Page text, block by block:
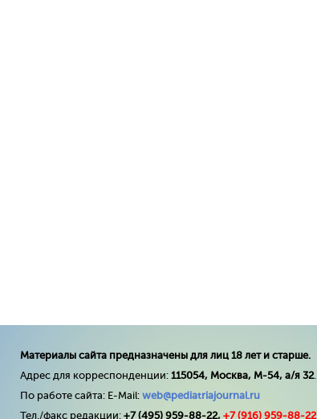
Материалы сайта предназначены для лиц 18 лет и старше.
Адрес для корреспонденции: 115054, Москва, М-54, а/я 32.
По работе сайта: E-Mail: web@pediatriajournal.ru
Тел./факс редакции: +7 (495) 959-88-22, +7 (916) 959-88-22